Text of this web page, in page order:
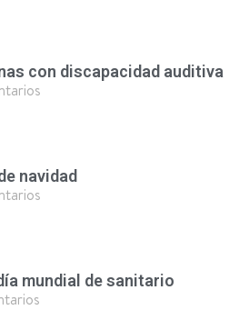
con discapacidad auditiva
navidad
mundial de sanitario